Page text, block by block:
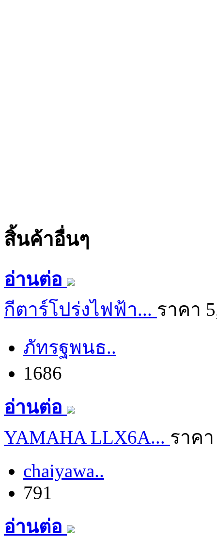
สิ้นค้าอื่นๆ
อ่านต่อ
กีตาร์โปร่งไฟฟ้า... ราคา
ภัทรฐพนธ..
1686
อ่านต่อ
YAMAHA LLX6A... ราค
chaiyawa..
791
อ่านต่อ